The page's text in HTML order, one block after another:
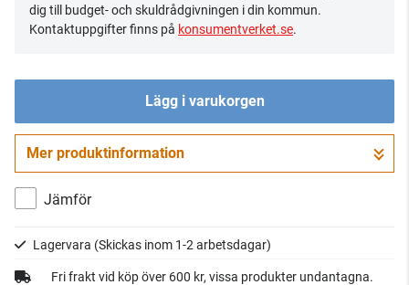
dig till budget- och skuldrådgivningen i din kommun.
Kontaktuppgifter finns på konsumentverket.se.
Lägg i varukorgen
Gå till kassan
Mer produktinformation
Jämför
Lagervara (Skickas inom 1-2 arbetsdagar)
Fri frakt vid köp över 600 kr, vissa produkter undantagna.